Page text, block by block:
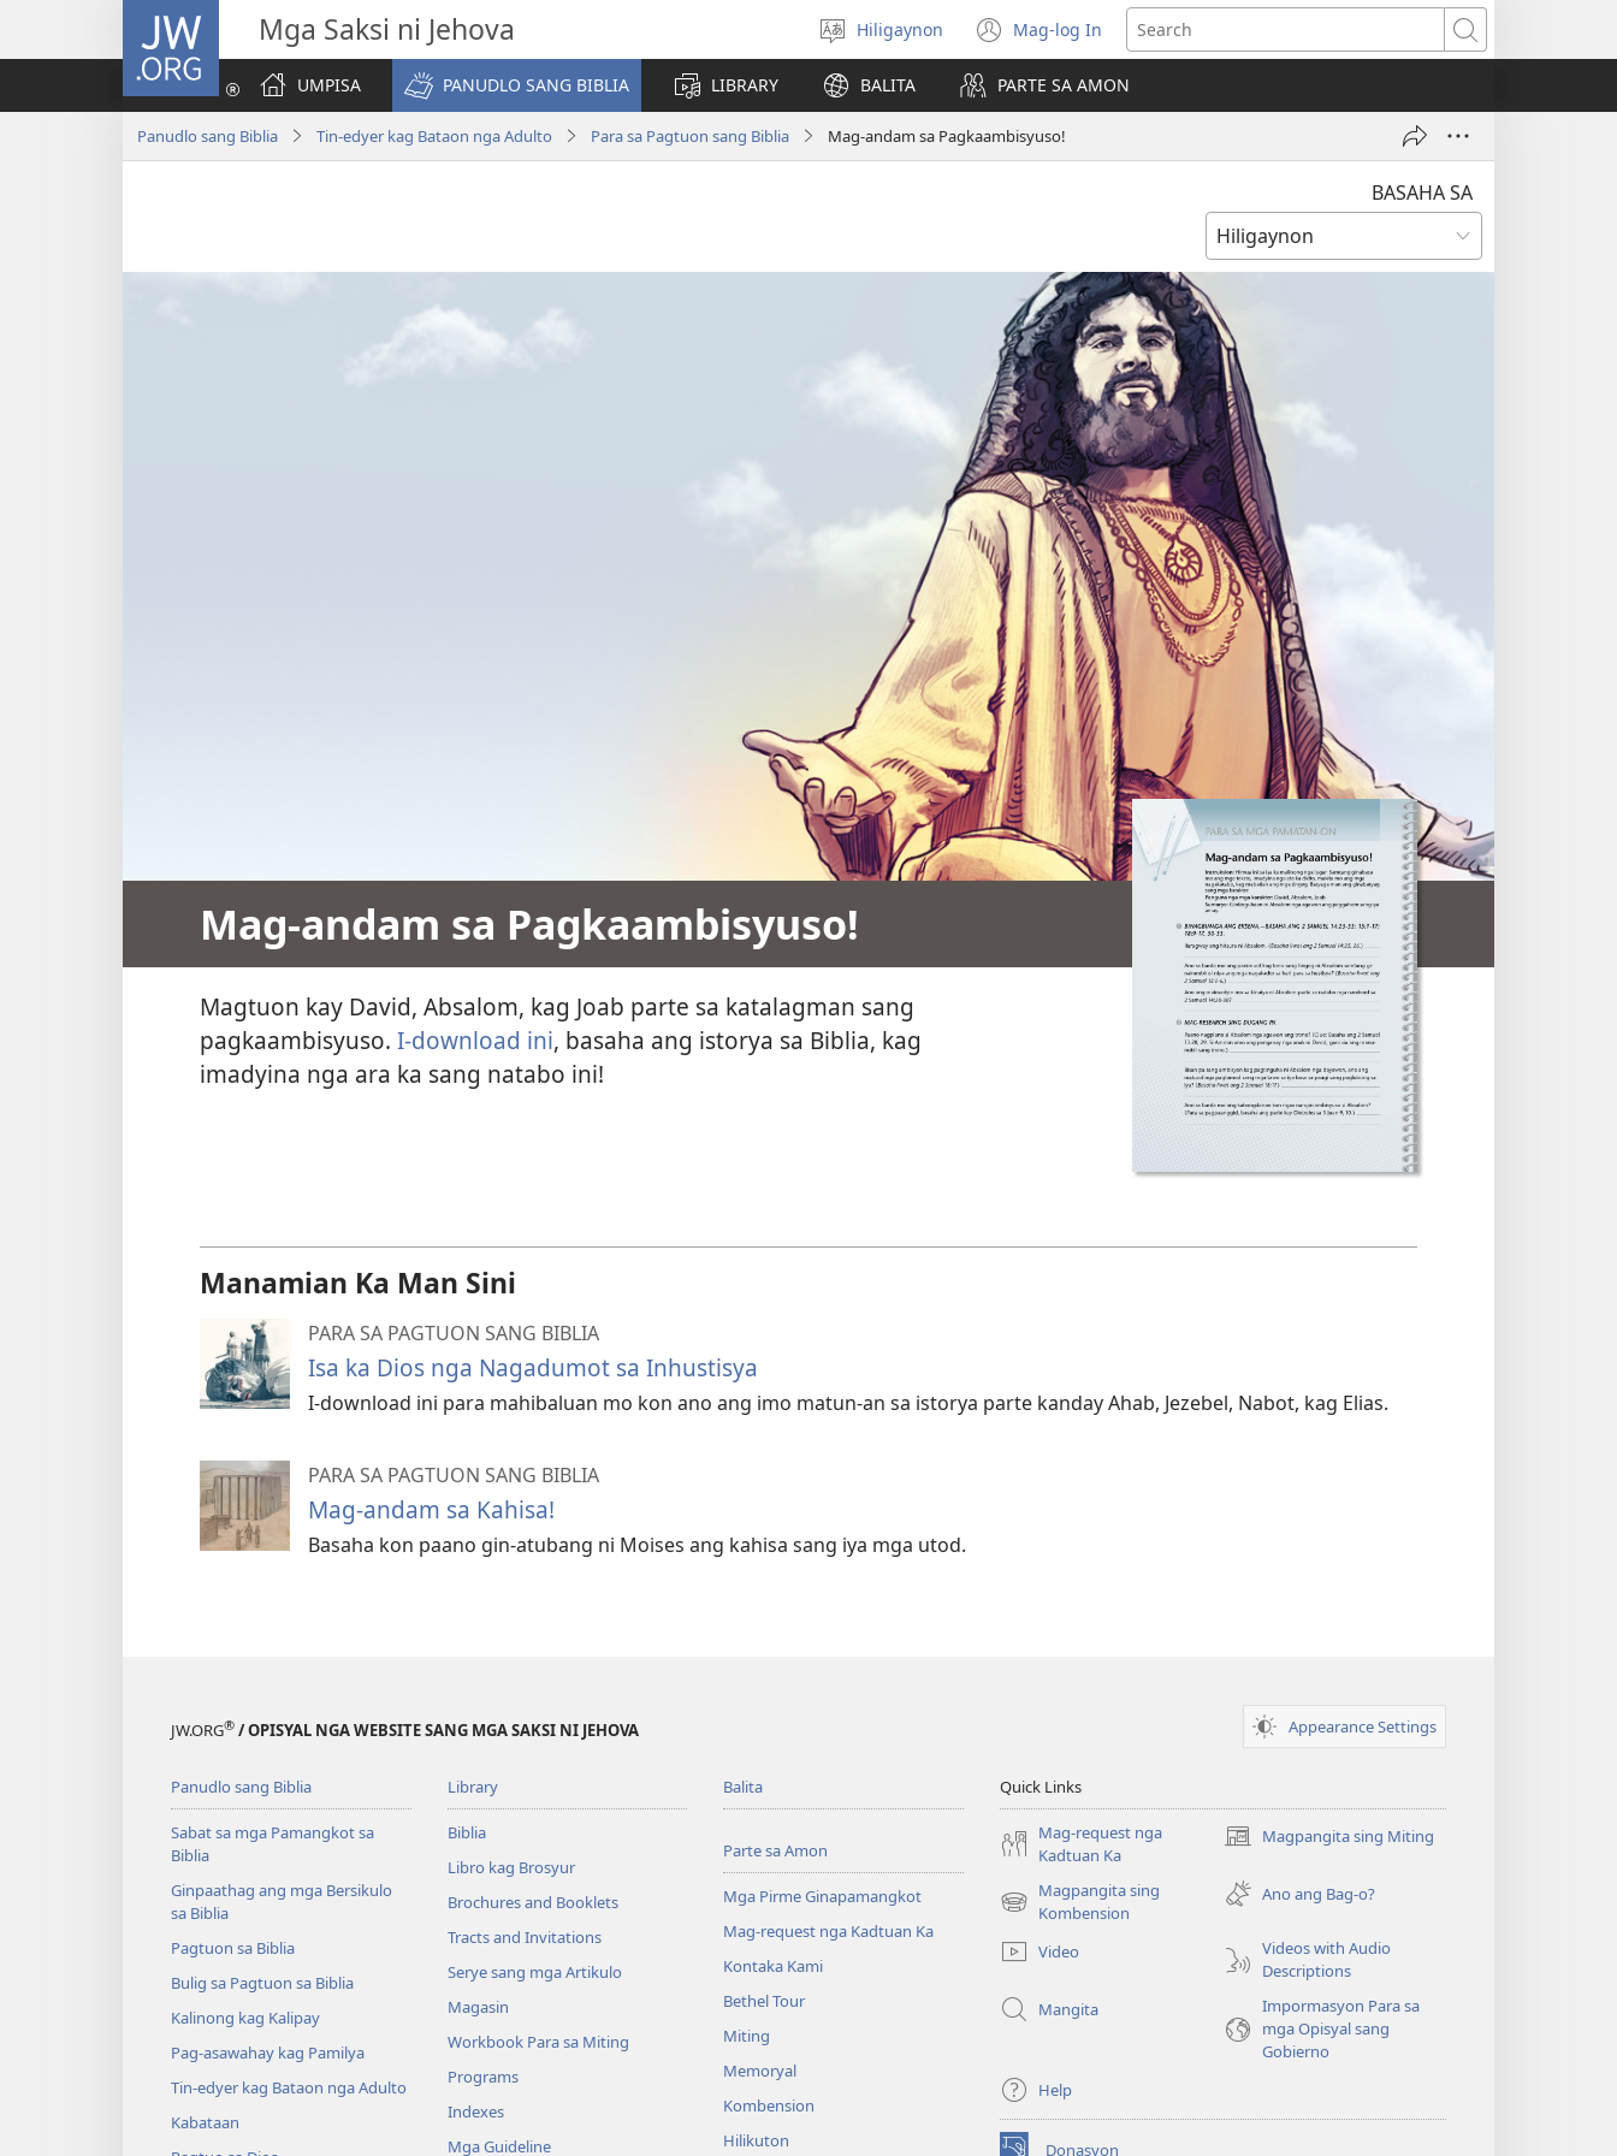
JW.ORG Mga Saksi ni Jehova
Magpili
sing
lenguahe
Hiligaynon Mag-log In
(opens
new
window)
Search
UMPISA
PANUDLO SANG BIBLIA LIBRARY BALITA PARTE SA AMON
Panudlo sang Biblia Tin-edyer kag Bataon nga Adulto Para sa Pagtuon sang Biblia Mag-andam sa Pagkaambisyuso!
BASAHA SA
Mag-andam sa Pagkaambisyuso!
Magtuon kay David, Absalom, kag Joab parte sa katalagman sang
pagkaambisyuso. I-download ini, basaha ang istorya sa Biblia, kag
imadyina nga ara ka sang natabo ini!
Manamian Ka Man Sini
PARA SA PAGTUON SANG BIBLIA
Isa ka Dios nga Nagadumot sa Inhustisya
I-download ini para mahibaluan mo kon ano ang imo matun-an sa istorya parte kanday Ahab, Jezebel, Nabot, kag Elias.
PARA SA PAGTUON SANG BIBLIA
Mag-andam sa Kahisa!
Basaha kon paano gin-atubang ni Moises ang kahisa sang iya mga utod.
JW.ORG® / OPISYAL NGA WEBSITE SANG MGA SAKSI NI JEHOVA Appearance Settings
Panudlo sang Biblia
Sabat sa mga Pamangkot sa
Biblia
Ginpaathag ang mga Bersikulo
sa Biblia
Pagtuon sa Biblia
Bulig sa Pagtuon sa Biblia
Kalinong kag Kalipay
Pag-asawahay kag Pamilya
Tin-edyer kag Bataon nga Adulto
Kabataan
Library
Biblia
Libro kag Brosyur
Brochures and Booklets
Tracts and Invitations
Serye sang mga Artikulo
Magasin
Workbook Para sa Miting
Programs
Indexes
Mga Guideline
Balita
Parte sa Amon
Mga Pirme Ginapamangkot
Mag-request nga Kadtuan Ka
Kontaka Kami
Bethel Tour
Miting
Memoryal
Kombension
Hilikuton
Quick Links
Mag-request nga
Kadtuan Ka
Magpangita sing Miting
(opens
window)
Magpangita sing
Kombension
(opens
window)
Ano ang Bag-o?
Video
Videos with Audio
Descriptions
Mangita
Impormasyon Para sa
mga Opisyal sang
Gobierno
Help
Donasyon